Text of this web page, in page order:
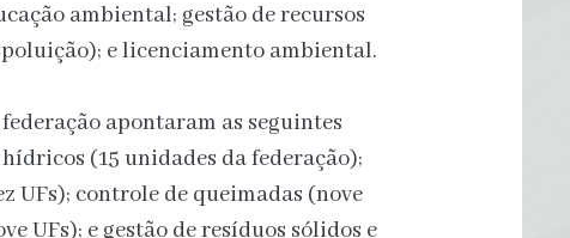
ambiental; gestão de recursos
e licenciamento ambiental.
apontaram as seguintes
(15 unidades da federação);
UFs); controle de queimadas (nove
UFs); e gestão de resíduos sólidos e